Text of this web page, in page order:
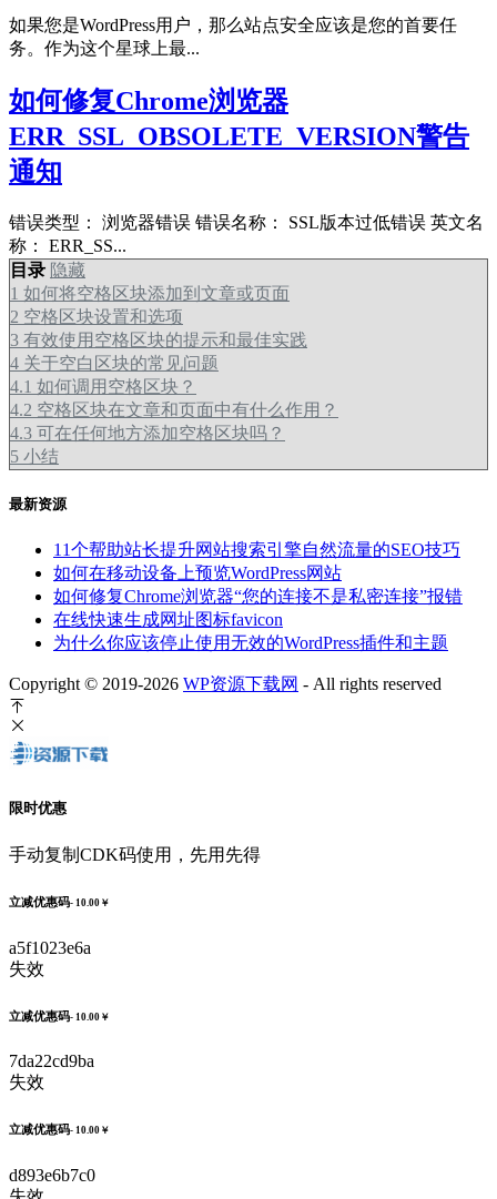
如果您是WordPress用户，那么站点安全应该是您的首要任
务。作为这个星球上最...
如何修复Chrome浏览器
ERR_SSL_OBSOLETE_VERSION警告
通知
错误类型： 浏览器错误 错误名称： SSL版本过低错误 英文名
称： ERR_SS...
目录 隐藏
1 如何将空格区块添加到文章或页面
2 空格区块设置和选项
3 有效使用空格区块的提示和最佳实践
4 关于空白区块的常见问题
4.1 如何调用空格区块？
4.2 空格区块在文章和页面中有什么作用？
4.3 可在任何地方添加空格区块吗？
5 小结
最新资源
11个帮助站长提升网站搜索引擎自然流量的SEO技巧
如何在移动设备上预览WordPress网站
如何修复Chrome浏览器“您的连接不是私密连接”报错
在线快速生成网址图标favicon
为什么你应该停止使用无效的WordPress插件和主题
Copyright © 2019-2026 WP资源下载网 - All rights reserved
限时优惠
手动复制CDK码使用，先用先得
立减优惠码- 10.00￥
a5f1023e6a
失效
立减优惠码- 10.00￥
7da22cd9ba
失效
立减优惠码- 10.00￥
d893e6b7c0